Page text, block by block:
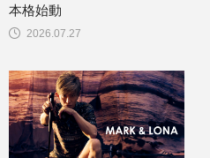
2026.07.27
本格始動